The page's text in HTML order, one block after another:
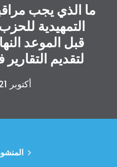
ما الذي يجب
التمهيدية
لتقديم
15 أكتوبر 2021